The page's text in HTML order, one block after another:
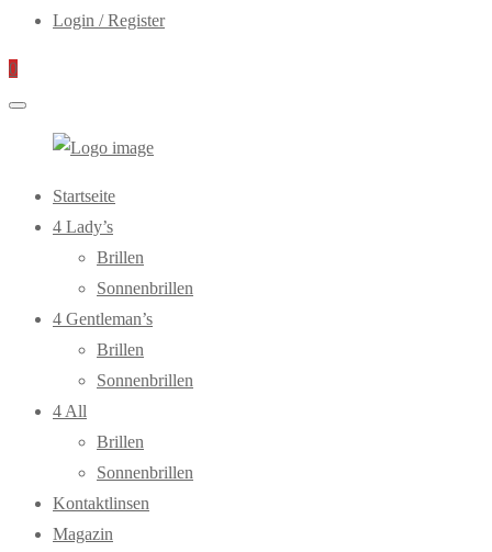
Login / Register
0
Primary
Menu
Startseite
4 Lady’s
Brillen
Sonnenbrillen
4 Gentleman’s
Brillen
Sonnenbrillen
4 All
Brillen
Sonnenbrillen
Kontaktlinsen
Magazin